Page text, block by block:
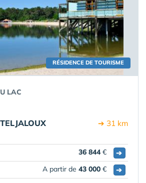
RÉSIDENCE DE TOURISME
LAC
➔ 31 km
36 844€
➔
A partir de 43 000 € ➔